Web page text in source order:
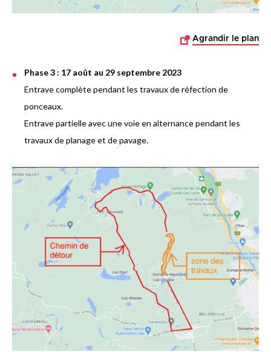
Agrandir le plan
Phase 3 : 17 août au 29 septembre 2023
Entrave complète pendant les travaux de réfection de
ponceaux.
Entrave partielle avec une voie en alternance pendant les
travaux de planage et de pavage.